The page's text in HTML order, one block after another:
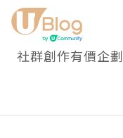
社群創作有價企劃